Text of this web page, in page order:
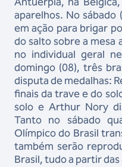
aparelhos. No sábado
em ação para brigar
do salto sobre a mesa
no individual geral
domingo (08), três
disputa de medalhas:
finais da trave e do
solo e Arthur Nory
Tanto no sábado
Olímpico do Brasil
também serão
Brasil, tudo a partir